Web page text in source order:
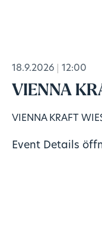
18.9.2026 12:00
VIENNA
VIENNA KRAFT
Event Details